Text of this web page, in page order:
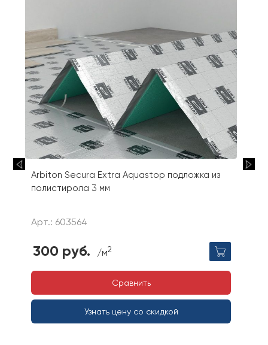
Arbiton Secura Extra Aquastop подложка из
полистирола 3 мм
Арт.: 603564
300 руб. /м2
Сравнить
Узнать цену со скидкой